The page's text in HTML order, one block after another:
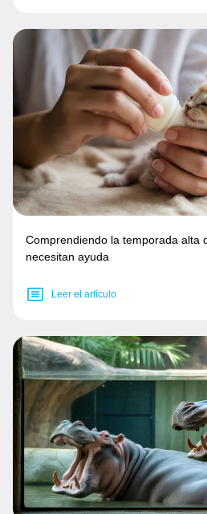
Comprendiendo la temporada alta
necesitan ayuda
Leer el artículo